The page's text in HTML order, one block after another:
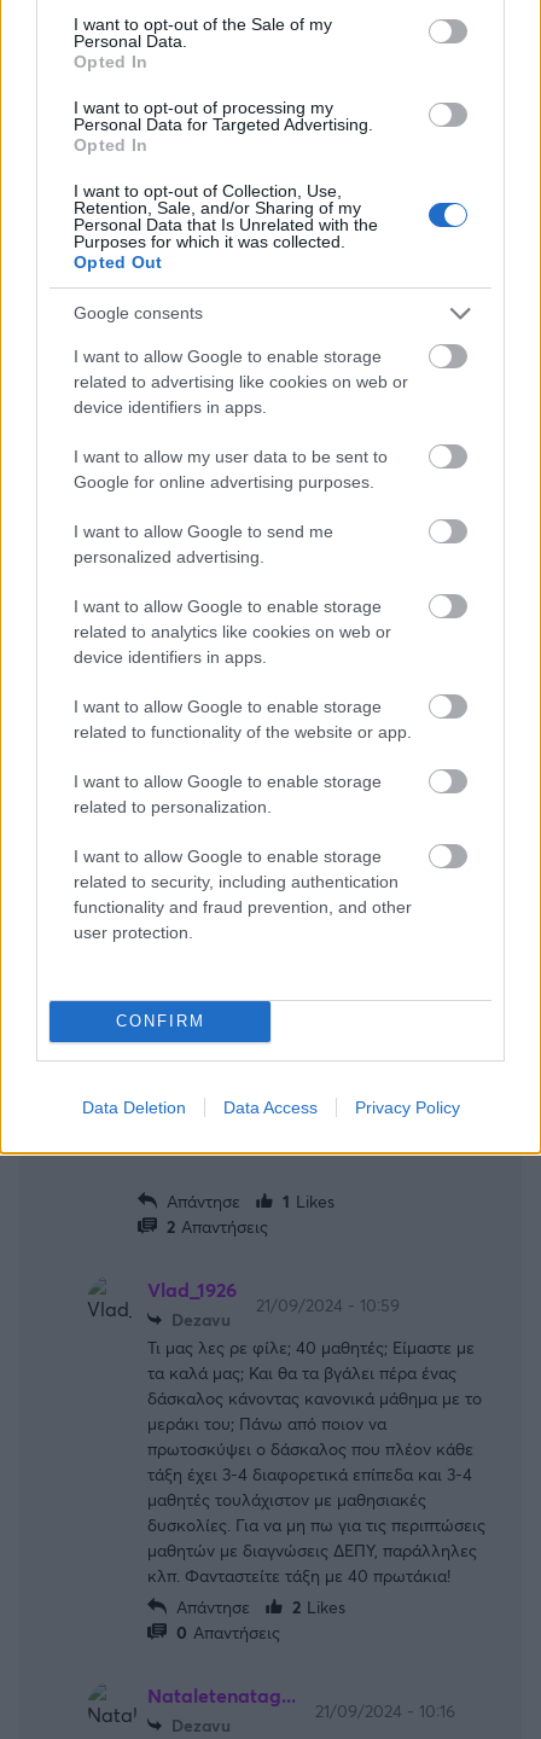
consent section.
I want to opt-out of the Sale of my
Personal Data.
Opted In
I want to opt-out of processing my
Personal Data for Targeted Advertising.
Opted In
I want to opt-out of Collection, Use,
Retention, Sale, and/or Sharing of my
Personal Data that Is Unrelated with the
Purposes for which it was collected.
Opted Out
Google consents
I want to allow Google to enable storage
related to advertising like cookies on web or
device identifiers in apps.
I want to allow my user data to be sent to
Google for online advertising purposes.
I want to allow Google to send me
personalized advertising.
I want to allow Google to enable storage
related to analytics like cookies on web or
device identifiers in apps.
I want to allow Google to enable storage
related to functionality of the website or app.
I want to allow Google to enable storage
related to personalization.
I want to allow Google to enable storage
related to security, including authentication
functionality and fraud prevention, and other
user protection.
CONFIRM
Data Deletion Data Access Privacy Policy
Dezavu
Αυτά που γίνονται σε άλλες χώρες είναι μιμου
άπτου συντεχνίες.
δάσκαλοι με μεράκι και γενικότερα αρχή μέση
και τέλος τότε μια χαρά μάθημα γίνεται και με
Δεν είναι ότι δεν μπορούμε.
Δεν θέλουμε.
εκπαίδευση. Στείρα πληροφορία με στόχο
μόνο το χρήμα.
πρόβλημα.
Η Παιδεία κατεβάζει κυβερνήσεις..... διότι
δημιουργεί ΑΝΘΡΩΠΟ ΣΚΕΠΤΟΜΕΝΟ ΜΕ
ΣΥΝΕΙΔΗΣΗ ΚΑΙ ΑΞΙΕΣ.
Η εκπαίδευση, απλώς έναν ακόμα χρήσιμο
ηλίθιο που δεν χρειάζεται να σκέφτεται και
τρώει σανό.
Να είστε όλοι καλά.
Υ.Γ. Η Σουηδία και η Αγγλία δεν αποτελούν
παράδειγμα προς μίμηση για τίποτα
απολύτως.
Απάντησε 1 Likes
2 Απαντήσεις
Vlad_1926
Dezavu
21/09/2024 - 10:59
Τι μας λες ρε φίλε; 40 μαθητές; Είμαστε με
τα καλά μας; Και θα τα βγάλει πέρα ένας
δάσκαλος κάνοντας κανονικά μάθημα με το
μεράκι του; Πάνω από ποιον να
πρωτοσκύψει ο δάσκαλος που πλέον κάθε
τάξη έχει 3-4 διαφορετικά επίπεδα και 3-4
μαθητές τουλάχιστον με μαθησιακές
δυσκολίες. Για να μη πω για τις περιπτώσεις
μαθητών με διαγνώσεις ΔΕΠΥ, παράλληλες
κλπ. Φανταστείτε τάξη με 40 πρωτάκια!
Απάντησε
2 Likes
0 Απαντήσεις
Nataletenatag...
Dezavu
21/09/2024 - 10:16